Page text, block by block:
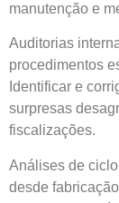
manutenção e
Auditorias
procedimentos
Identificar e
surpresas
fiscalizações.
Análises de
desde